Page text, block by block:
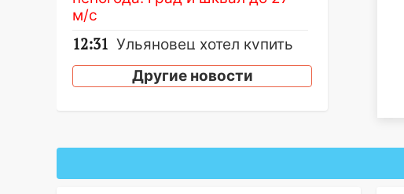
м/с
12:31 Ульяновец хотел купить
иномарку из Европы и потерял
760 тысяч рублей
Другие новости